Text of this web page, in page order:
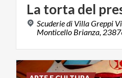
La torta del
Scuderie di Villa Greppi
Monticello Brianza,